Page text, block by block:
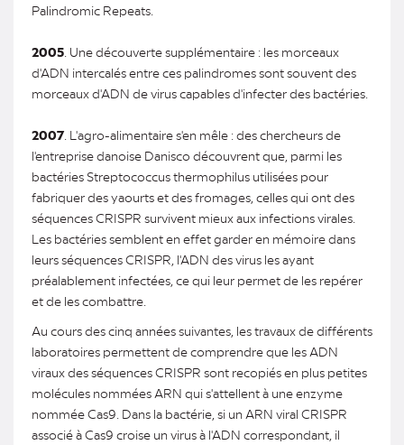
Palindromic Repeats.
2005 . Une découverte supplémentaire : les morceaux
d'ADN intercalés entre ces palindromes sont souvent des
morceaux d'ADN de virus capables d'infecter des bactéries.
2007. L'agro-alimentaire s'en mêle : des chercheurs de
l'entreprise danoise Danisco découvrent que, parmi les
bactéries Streptococcus thermophilus utilisées pour
fabriquer des yaourts et des fromages, celles qui ont des
séquences CRISPR survivent mieux aux infections virales.
Les bactéries semblent en effet garder en mémoire dans
leurs séquences CRISPR, l'ADN des virus les ayant
préalablement infectées, ce qui leur permet de les repérer
et de les combattre.
Au cours des cinq années suivantes, les travaux de différents
laboratoires permettent de comprendre que les ADN
viraux des séquences CRISPR sont recopiés en plus petites
molécules nommées ARN qui s'attellent à une enzyme
nommée Cas9. Dans la bactérie, si un ARN viral CRISPR
associé à Cas9 croise un virus à l'ADN correspondant, il